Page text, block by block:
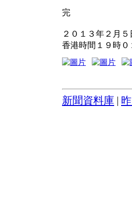
完
２０１３年２月５
香港時間１９時０
新聞資料庫